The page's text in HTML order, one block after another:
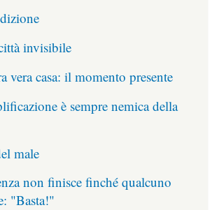
invisibile
vera casa: il momento presente
è sempre nemica della
male
non finisce finché qualcuno
"Basta!"